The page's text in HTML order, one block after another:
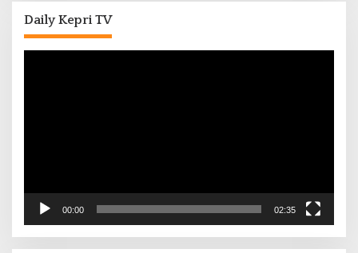
Daily Kepri TV
00:00 02:35